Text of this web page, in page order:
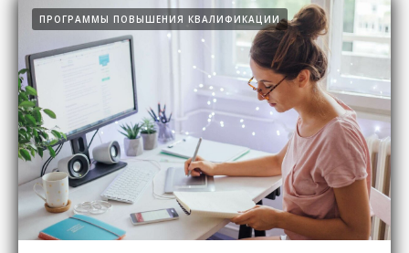
ПРОГРАММЫ ПОВЫШЕНИЯ КВАЛИФИКАЦИИ